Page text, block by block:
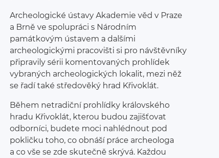
Archeologické ústavy Akademie věd v Praze
a Brně ve spolupráci s Národním
památkovým ústavem a dalšími
archeologickými pracovišti si pro návštěvníky
připravily sérii komentovaných prohlídek
vybraných archeologických lokalit, mezi něž
se řadí také středověký hrad Křivoklát.
Během netradiční prohlídky královského
hradu Křivoklát, kterou budou zajišťovat
odborníci, budete moci nahlédnout pod
pokličku toho, co obnáší práce archeologa
a co vše se zde skutečně skrývá. Každou